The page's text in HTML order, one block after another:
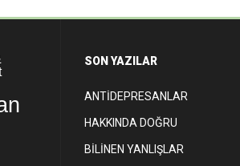
SON YAZILAR
ANTİDEPRESANLAR
HAKKINDA DOĞRU
BİLİNEN YANLIŞLAR